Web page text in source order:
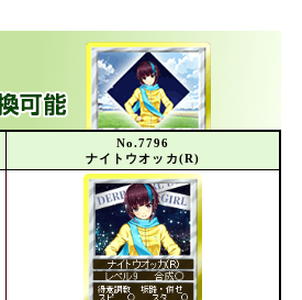
No.7796
ナイトウオッカ(R)